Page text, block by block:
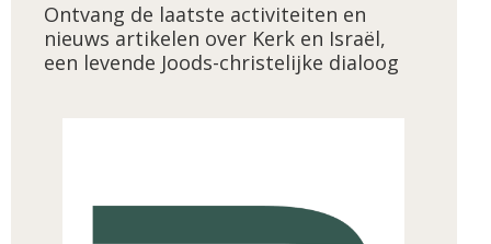
Ontvang de laatste activiteiten en
nieuws artikelen over Kerk en Israël,
een levende Joods-christelijke dialoog